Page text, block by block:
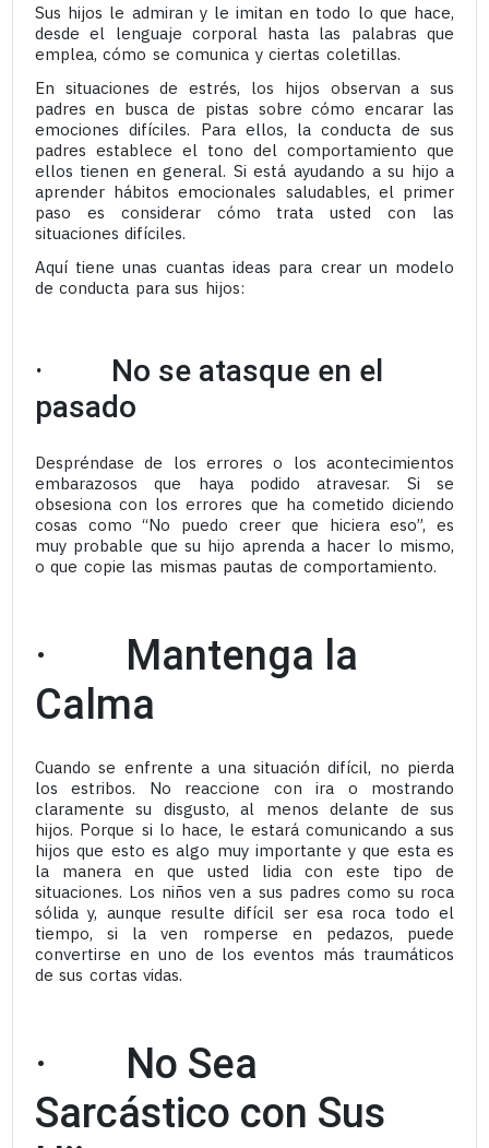
Sus hijos le admiran y le imitan en todo lo que hace,
desde el lenguaje corporal hasta las palabras que
emplea, cómo se comunica y ciertas coletillas.
En situaciones de estrés, los hijos observan a sus
padres en busca de pistas sobre cómo encarar las
emociones difíciles. Para ellos, la conducta de sus
padres establece el tono del comportamiento que
ellos tienen en general. Si está ayudando a su hijo a
aprender hábitos emocionales saludables, el primer
paso es considerar cómo trata usted con las
situaciones difíciles.
Aquí tiene unas cuantas ideas para crear un modelo
de conducta para sus hijos:
· No se atasque en el
pasado
Despréndase de los errores o los acontecimientos
embarazosos que haya podido atravesar. Si se
obsesiona con los errores que ha cometido diciendo
cosas como “No puedo creer que hiciera eso”, es
muy probable que su hijo aprenda a hacer lo mismo,
o que copie las mismas pautas de comportamiento.
· Mantenga la
Calma
Cuando se enfrente a una situación difícil, no pierda
los estribos. No reaccione con ira o mostrando
claramente su disgusto, al menos delante de sus
hijos. Porque si lo hace, le estará comunicando a sus
hijos que esto es algo muy importante y que esta es
la manera en que usted lidia con este tipo de
situaciones. Los niños ven a sus padres como su roca
sólida y, aunque resulte difícil ser esa roca todo el
tiempo, si la ven romperse en pedazos, puede
convertirse en uno de los eventos más traumáticos
de sus cortas vidas.
· No Sea
Sarcástico con Sus